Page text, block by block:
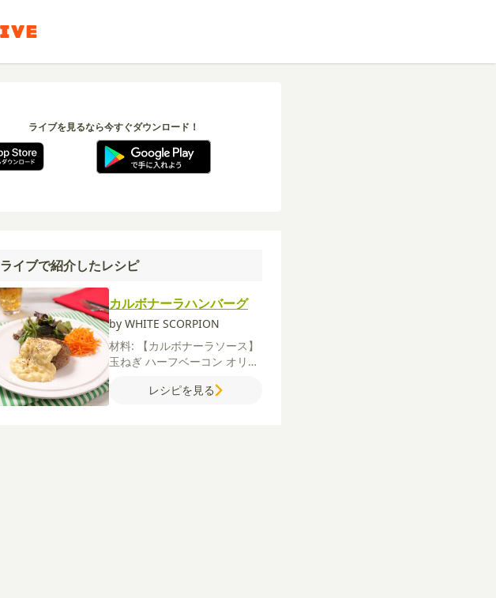
ライブを見るなら今すぐダウンロード！
ライブで紹介したレシピ
カルボナーラハンバーグ
by WHITE SCORPION
材料:
【カルボナーラソース】
玉ねぎ ハーフベーコン オリー
牛乳卵粉チーズ
レシピを見る